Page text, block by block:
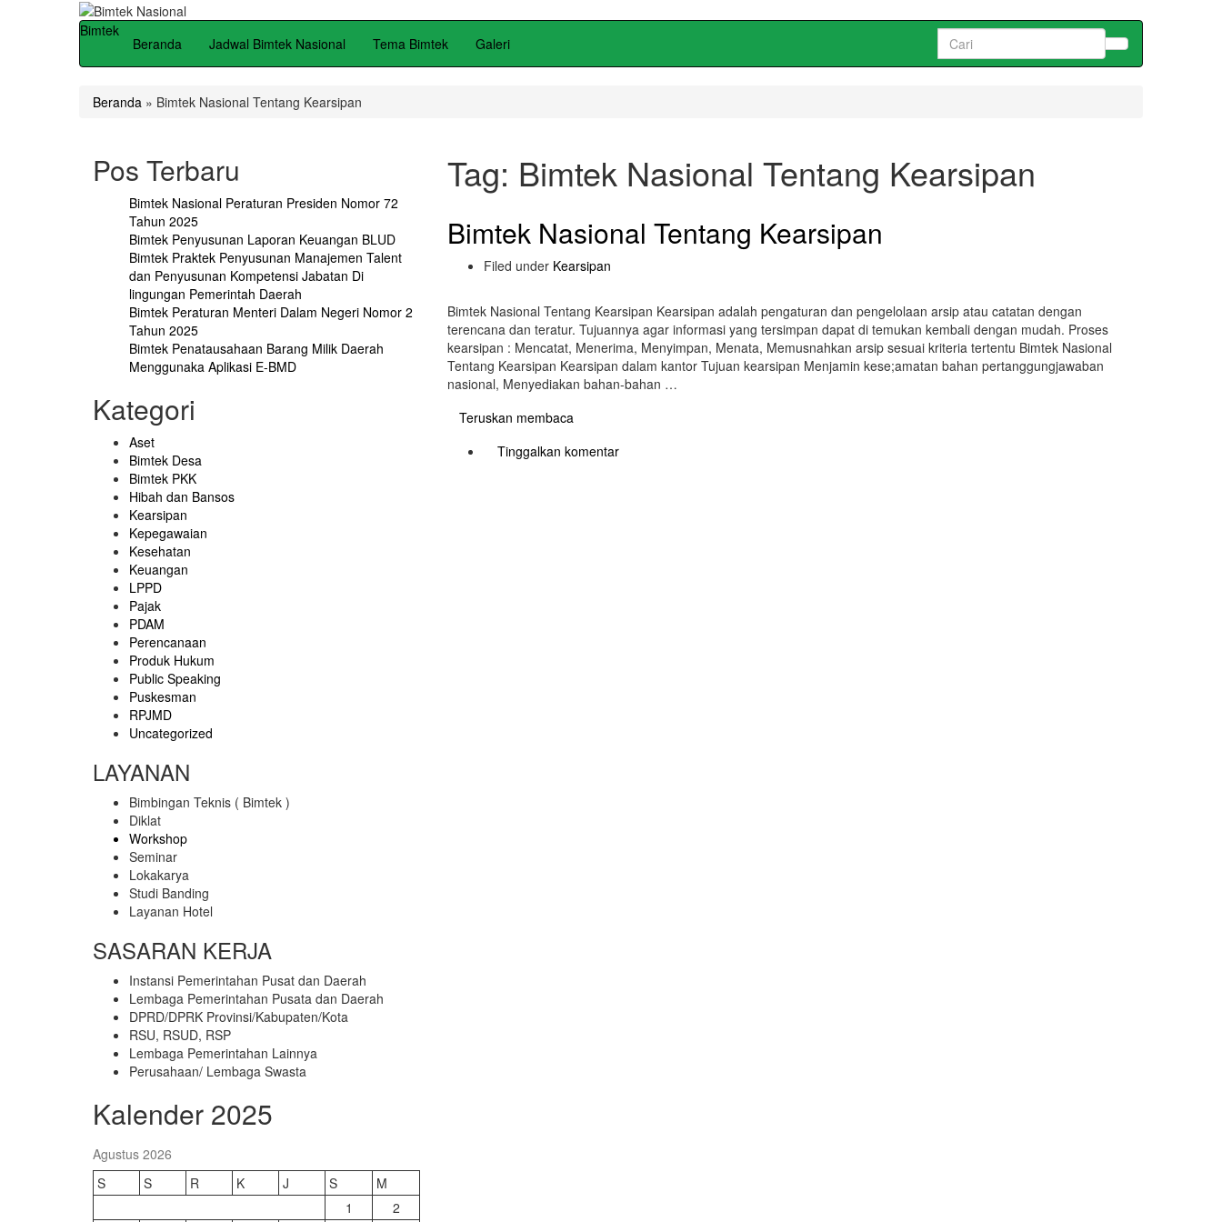
Bimtek
Beranda Jadwal Bimtek Nasional Tema Bimtek Galeri
Search
for:
Beranda » Bimtek Nasional Tentang Kearsipan
Tag: Bimtek Nasional Tentang Kearsipan
Bimtek Nasional Tentang Kearsipan
Filed under Kearsipan
Bimtek Nasional Tentang Kearsipan Kearsipan adalah pengaturan dan pengelolaan arsip atau catatan dengan
terencana dan teratur. Tujuannya agar informasi yang tersimpan dapat di temukan kembali dengan mudah. Proses
kearsipan : Mencatat, Menerima, Menyimpan, Menata, Memusnahkan arsip sesuai kriteria tertentu Bimtek Nasional
Tentang Kearsipan Kearsipan dalam kantor Tujuan kearsipan Menjamin kese;amatan bahan pertanggungjawaban
nasional, Menyediakan bahan-bahan …
Teruskan membaca
Tinggalkan komentar
Pos Terbaru
Bimtek Nasional Peraturan Presiden Nomor 72
Tahun 2025
Bimtek Penyusunan Laporan Keuangan BLUD
Bimtek Praktek Penyusunan Manajemen Talent
dan Penyusunan Kompetensi Jabatan Di
lingungan Pemerintah Daerah
Bimtek Peraturan Menteri Dalam Negeri Nomor 2
Tahun 2025
Bimtek Penatausahaan Barang Milik Daerah
Menggunaka Aplikasi E-BMD
Kategori
Aset
Bimtek Desa
Bimtek PKK
Hibah dan Bansos
Kearsipan
Kepegawaian
Kesehatan
Keuangan
LPPD
Pajak
PDAM
Perencanaan
Produk Hukum
Public Speaking
Puskesman
RPJMD
Uncategorized
LAYANAN
Bimbingan Teknis ( Bimtek )
Diklat
Workshop
Seminar
Lokakarya
Studi Banding
Layanan Hotel
SASARAN KERJA
Instansi Pemerintahan Pusat dan Daerah
Lembaga Pemerintahan Pusata dan Daerah
DPRD/DPRK Provinsi/Kabupaten/Kota
RSU, RSUD, RSP
Lembaga Pemerintahan Lainnya
Perusahaan/ Lembaga Swasta
Kalender 2025
Agustus 2026
S
S R K J S
M
1
2